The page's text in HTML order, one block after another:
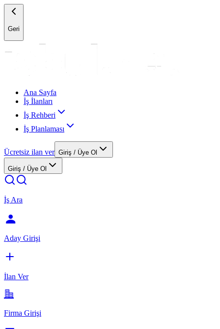
Geri
Ana Sayfa
İş İlanları
İş Rehberi
İş Planlaması
Ücretsiz ilan ver Giriş / Üye Ol
Giriş / Üye Ol
İş Ara
Aday Girişi
İlan Ver
Firma Girişi